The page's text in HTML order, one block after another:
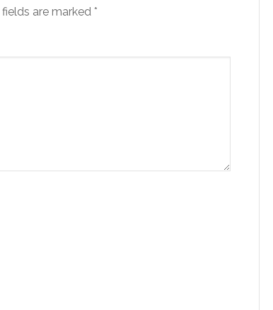
fields are marked *